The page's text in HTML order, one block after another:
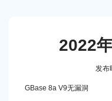
2022
发布
GBase 8a V9无漏洞